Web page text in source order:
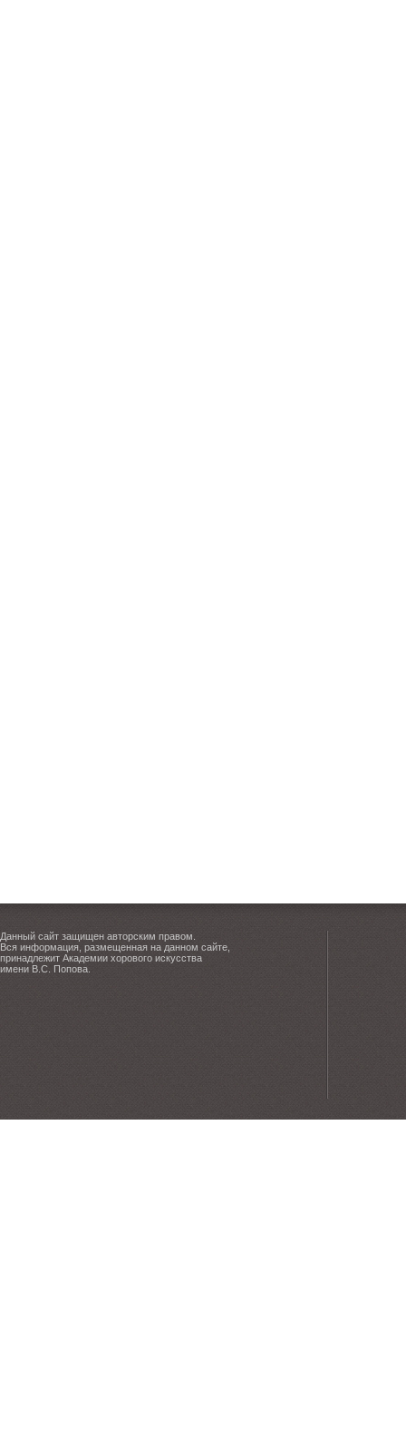
Данный сайт защищен авторским правом.
Вся информация, размещенная на данном сайте,
принадлежит Академии хорового искусства
имени В.С. Попова.